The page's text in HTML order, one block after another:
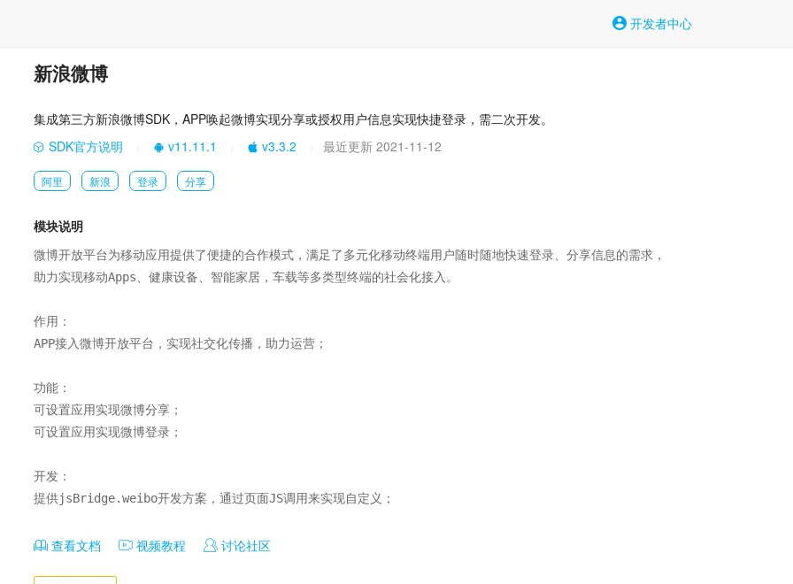
开发者中心
新浪微博
集成第三方新浪微博SDK，APP唤起微博实现分享或授权用户信息实现快捷登录，需二次开发。
SDK官方说明
v11.11.1 v3.3.2 最近更新 2021-11-12
阿里 新浪 登录 分享
模块说明
微博开放平台为移动应用提供了便捷的合作模式，满足了多元化移动终端用户随时随地快速登录、分享信息的需求，
助力实现移动Apps、健康设备、智能家居，车载等多类型终端的社会化接入。
作用：
APP接入微博开放平台，实现社交化传播，助力运营；
功能：
可设置应用实现微博分享；
可设置应用实现微博登录；
开发：
提供jsBridge.weibo开发方案，通过页面JS调用来实现自定义；
查看文档 视频教程 讨论社区